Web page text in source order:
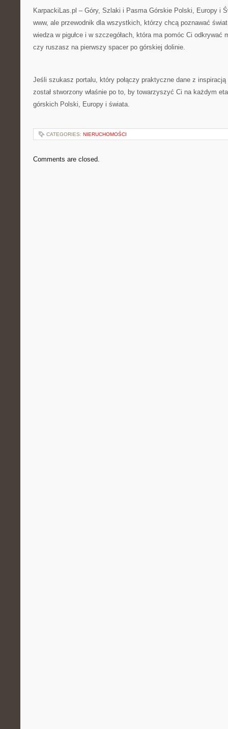
KarpackiLas.pl – Góry, Szlaki i Pasma Górskie Polski, Europy i
www, ale przewodnik dla wszystkich, którzy chcą poznawać
wiedza w pigułce i w szczegółach, która ma pomóc Ci odkrywać
czy ruszasz na pierwszy spacer po górskiej dolinie.
Jeśli szukasz portalu, który połączy praktyczne dane z
został stworzony właśnie po to, by towarzyszyć Ci na każdym
górskich Polski, Europy i świata.
CATEGORIES: NIERUCHOMOŚCI
Comments are closed.